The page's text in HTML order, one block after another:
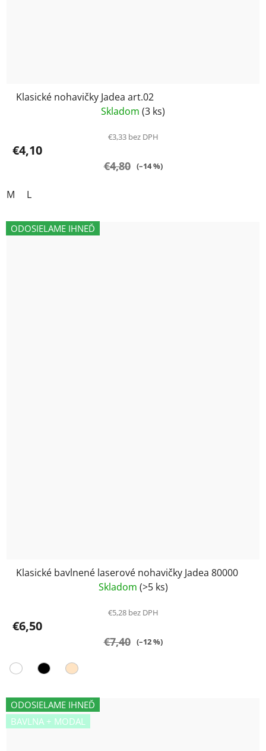
Klasické nohavičky Jadea art.02
Skladom (3 ks)
€3,33 bez DPH
€4,10
€4,80 (–14 %)
M L
ODOSIELAME IHNEĎ
Klasické bavlnené laserové nohavičky Jadea 80000
Skladom (>5 ks)
€5,28 bez DPH
€6,50
€7,40 (–12 %)
ODOSIELAME IHNEĎ
BAVLNA + MODAL